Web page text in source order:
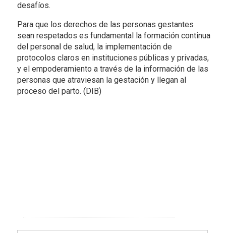
desafíos.
Para que los derechos de las personas gestantes
sean respetados es fundamental la formación continua
del personal de salud, la implementación de
protocolos claros en instituciones públicas y privadas,
y el empoderamiento a través de la información de las
personas que atraviesan la gestación y llegan al
proceso del parto. (DIB)